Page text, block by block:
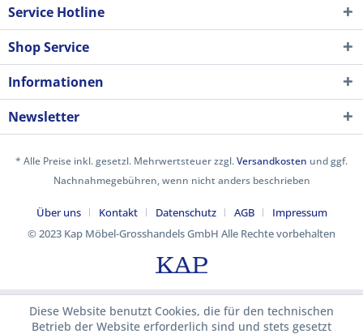
Service Hotline
Shop Service
Informationen
Newsletter
* Alle Preise inkl. gesetzl. Mehrwertsteuer zzgl.Versandkosten und ggf.
Nachnahmegebühren, wenn nicht anders beschrieben
Über uns Kontakt Datenschutz AGB
Impressum
© 2023 Kap Möbel-Grosshandels GmbH Alle Rechte vorbehalten
Diese Website benutzt Cookies, die für den technischen
Betrieb der Website erforderlich sind und stets gesetzt